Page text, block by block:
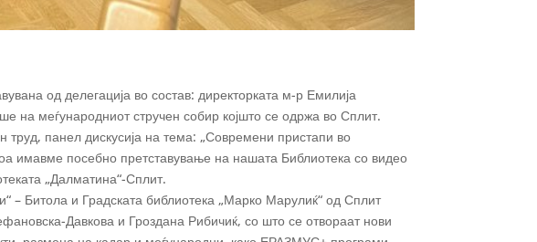
од делегација во состав: директорката м-р Емилија
на меѓународниот стручен собир којшто се одржа во Сплит.
панел дискусија на тема: „Современи пристапи во
имавме посебно претставување на нашата Библиотека со видео
„Далматина“-Сплит.
Битола и Градската библиотека „Марко Марулиќ“ од Сплит
Давкова и Гроздана Рибичиќ, со што се отвораат нови